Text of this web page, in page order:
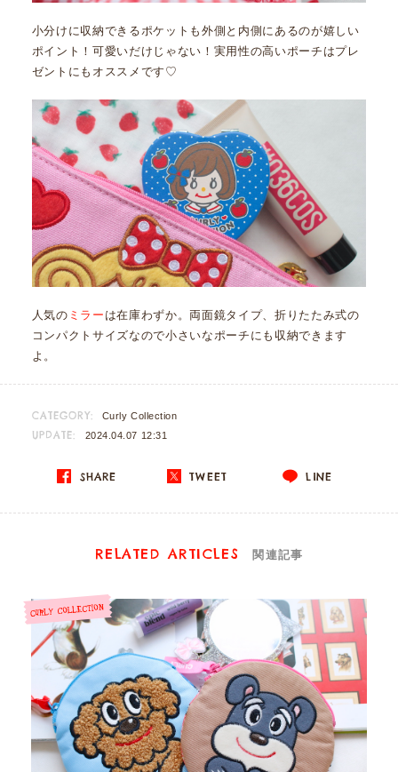
小分けに収納できるポケットも外側と内側にあるのが嬉しい
ポイント！可愛いだけじゃない！実用性の高いポーチはプレ
ゼントにもオススメです♡
人気の ミラー は在庫わずか。両面鏡タイプ、折りたたみ式の
コンパクトサイズなので小さいなポーチにも収納できます
よ。
CATEGORY: Curly Collection
UPDATE: 2024.04.07 12:31
SHARE TWEET LINE
RELATED ARTICLES 関連記事